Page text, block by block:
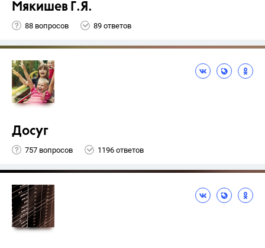
Мякишев Г.Я.
88 вопросов 89 ответов
Досуг
757 вопросов 1196 ответов